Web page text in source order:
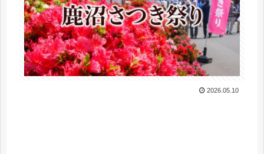
2026.05.10